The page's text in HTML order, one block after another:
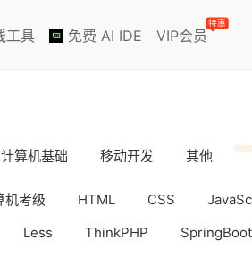
工具 免费 AI IDE VIP会员
特惠
计算机基础 移动开发 其他
机考级 HTML CSS
Less ThinkPHP SpringBoot